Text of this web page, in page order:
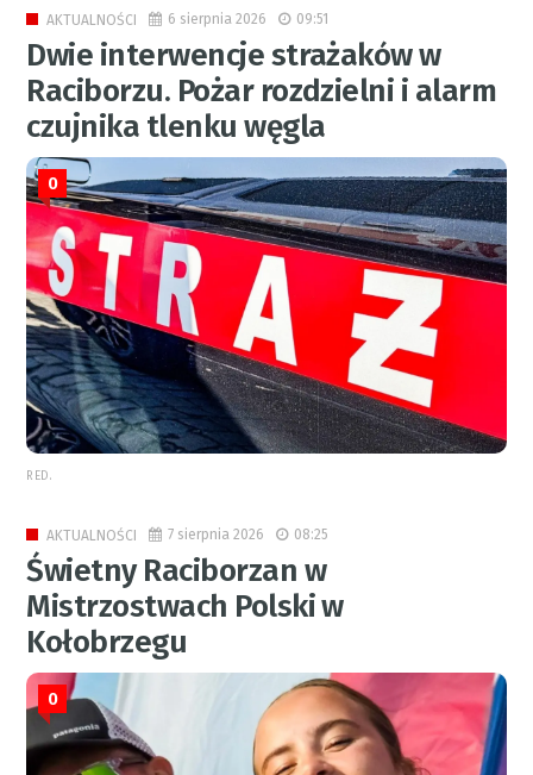
AKTUALNOŚCI 6 sierpnia 2026 09:51
Dwie interwencje strażaków w
Raciborzu. Pożar rozdzielni i alarm
czujnika tlenku węgla
0
RED.
AKTUALNOŚCI 7 sierpnia 2026 08:25
Świetny Raciborzan w
Mistrzostwach Polski w
Kołobrzegu
0